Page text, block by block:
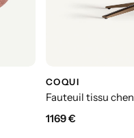
COQUI
Fauteuil tissu
1169€